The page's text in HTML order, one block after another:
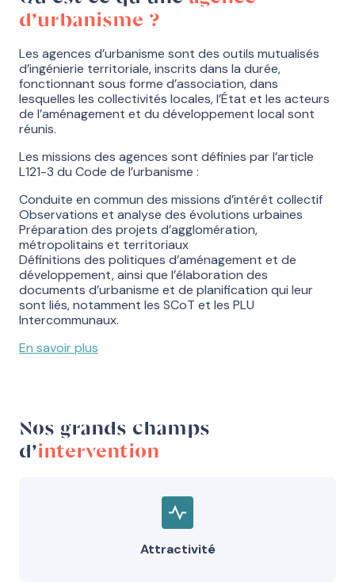
d’urbanisme ?
Les agences d’urbanisme sont des outils mutualisés
d’ingénierie territoriale, inscrits dans la durée,
fonctionnant sous forme d’association, dans
lesquelles les collectivités locales, l’État et les acteurs
de l’aménagement et du développement local sont
réunis.
Les missions des agences sont définies par l’article
L121-3 du Code de l’urbanisme :
Conduite en commun des missions d’intérêt collectif
Observations et analyse des évolutions urbaines
Préparation des projets d’agglomération,
métropolitains et territoriaux
Définitions des politiques d’aménagement et de
développement, ainsi que l’élaboration des
documents d’urbanisme et de planification qui leur
sont liés, notamment les SCoT et les PLU
Intercommunaux.
En savoir plus
Nos grands champs
d’intervention
Attractivité